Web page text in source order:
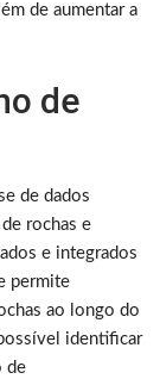
de aumentar a
de
de dados
rochas e
e integrados
permite
ao longo do
identificar
de